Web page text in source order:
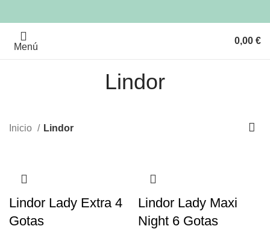
Menú
0,00 €
Lindor
Inicio Lindor
Lindor Lady Extra 4
Gotas
Lindor Lady Maxi
Night 6 Gotas